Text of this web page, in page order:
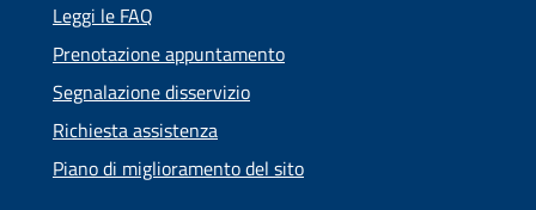
Leggi le FAQ
Prenotazione appuntamento
Segnalazione disservizio
Richiesta assistenza
Piano di miglioramento del sito